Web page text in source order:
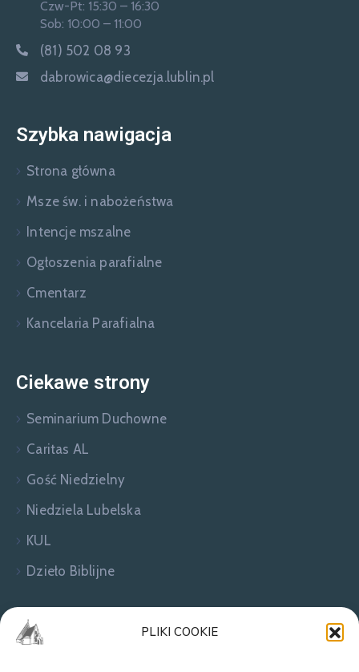
PLIKI COOKIE
Czw-Pt: 15:30 – 16:30
Sob: 10:00 – 11:00
(81) 502 08 93
dabrowica@diecezja.lublin.pl
Szybka nawigacja
Strona główna
Msze św. i nabożeństwa
Intencje mszalne
Ogłoszenia parafialne
Cmentarz
Kancelaria Parafialna
Ciekawe strony
Seminarium Duchowne
Caritas AL
Gość Niedzielny
Niedziela Lubelska
KUL
Dzieło Biblijne
Zapraszamy do kontaktu!